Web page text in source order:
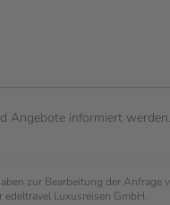
Angebote informiert
zur Bearbeitung der Anfrage
edeltravel Luxusreisen GmbH.